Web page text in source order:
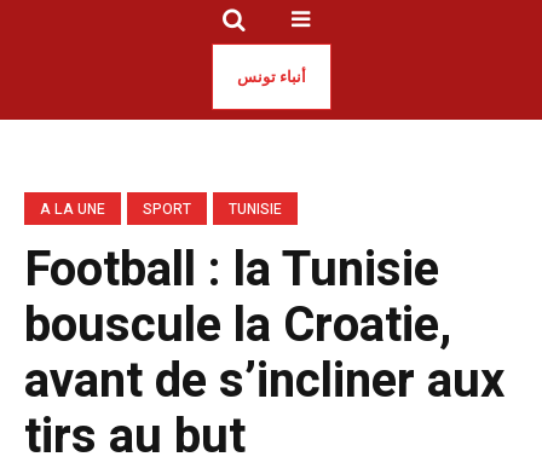
أنباء تونس
A LA UNE SPORT TUNISIE
Football : la Tunisie
bouscule la Croatie,
avant de s’incliner aux
tirs au but